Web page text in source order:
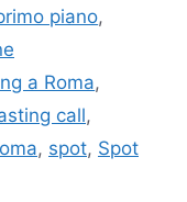
piano,
a Roma,
call,
, spot, Spot